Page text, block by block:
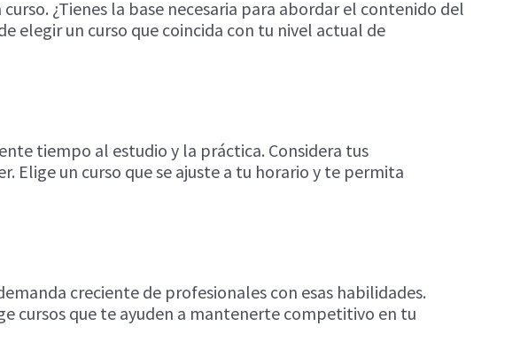
¿Tienes la base necesaria para abordar el contenido del
elegir un curso que coincida con tu nivel actual de
tiempo al estudio y la práctica. Considera tus
Elige un curso que se ajuste a tu horario y te permita
creciente de profesionales con esas habilidades.
cursos que te ayuden a mantenerte competitivo en tu